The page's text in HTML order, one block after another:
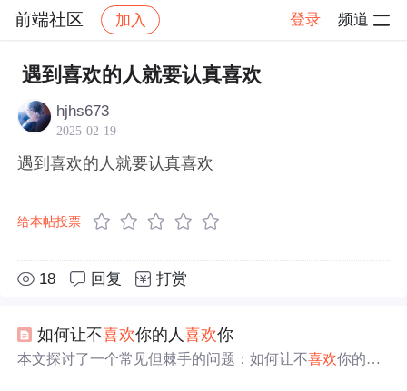
前端社区 加入 登录 频道
社区 前端社区 感慨 帖子详情
遇到喜欢的人就要认真喜欢
hjhs673
2025-02-19
遇到喜欢的人就要认真喜欢
给本帖投票
18 回复 打赏
如何让不喜欢你的人喜欢你
本文探讨了一个常见但棘手的问题：如何让不喜欢你的人